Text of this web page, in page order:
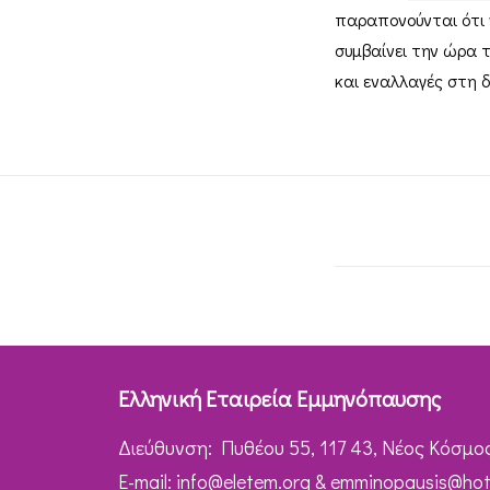
παραπονούνται ότι
συμβαίνει την ώρα
και εναλλαγές στη
Ελληνική Εταιρεία Εμμηνόπαυσης
Διεύθυνση: Πυθέου 55, 117 43, Νέος
Ε-mail: info@eletem.org &